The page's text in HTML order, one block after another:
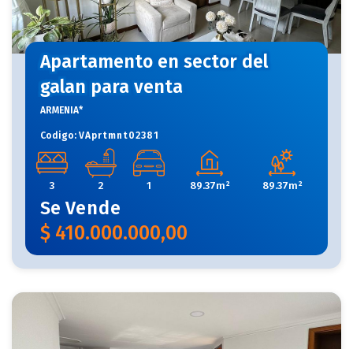
Apartamento en sector del
galan para venta
ARMENIA*
Codigo: VAprtmnt02381
3 2 1 89.37m² 89.37m²
Se Vende
$ 410.000.000,00